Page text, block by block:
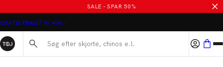
SALE - SPAR 50%
GRATIS FRAGT V/ 499,-
Søg her...